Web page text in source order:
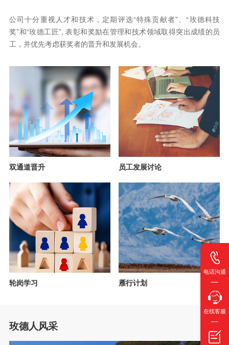
公司十分重视人才和技术，定期评选“特殊贡献者”、“玫德科技
奖”和“玫德工匠”, 表彰和奖励在管理和技术领域取得突出成绩的员
工，并优先考虑获奖者的晋升和发展机会。
双通道晋升 员工发展讨论
轮岗学习 雁行计划
玫德人风采
电话沟通
在线客服